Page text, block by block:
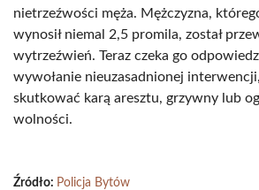
nietrzeźwości męża. Mężczyzna,
wynosił niemal 2,5 promila, został
wytrzeźwień. Teraz czeka go
wywołanie nieuzasadnionej
skutkować karą aresztu, grzywny lub
wolności.
Źródło: Policja Bytów